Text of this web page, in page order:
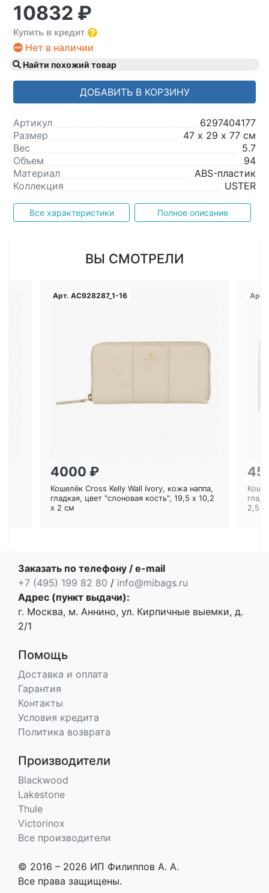
10832 ₽
Купить в кредит
Нет в наличии
Найти похожий товар
ДОБАВИТЬ В КОРЗИНУ
Артикул
6297404177
Размер
47 х 29 х 77 см
Вес
5.7
Объем
94
Материал
ABS-пластик
Коллекция
USTER
Все характеристики Полное описание
ВЫ СМОТРЕЛИ
Арт. AC928287_1-16
4000 ₽
Кошелёк Cross Kelly Wall Ivory, кожа наппа,
гладкая, цвет "слоновая кость", 19,5 x 10,2
x 2 см
Арт.
2,5
Заказать по телефону / e-mail
+7 (495) 199 82 80 / info@mibags.ru
Адрес (пункт выдачи):
г. Москва, м. Аннино, ул. Кирпичные выемки, д.
2/1
Помощь
Доставка и оплата
Гарантия
Контакты
Условия кредита
Политика возврата
Производители
Blackwood
Lakestone
Thule
Victorinox
Все производители
© 2016 – 2026 ИП Филиппов А. А.
Все права защищены.